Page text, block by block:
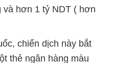
và hơn 1 tỷ NDT ( hơn
chiến dịch này bắt
thẻ ngân hàng màu